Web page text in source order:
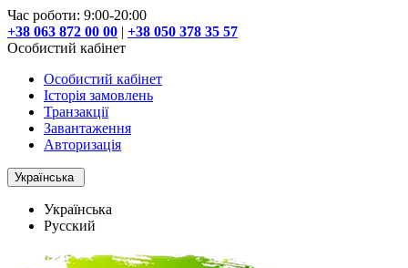
Час роботи: 9:00-20:00
+38 063 872 00 00 | +38 050 378 35 57
Особистий кабінет
Особистий кабінет
Історія замовлень
Транзакції
Завантаження
Авторизація
Українська
Українська
Русский